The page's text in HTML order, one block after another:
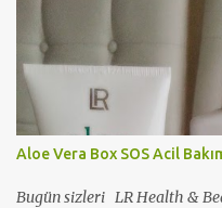
çoğu. Blog içerik takiplerini
olduğumuzda yapabiliyoruz
telefonları aracılığıyla
haberdar olup bilgi
paylaşım içeriklerine sosyal
ulaşmak dahada
HESAPLARI mızdanda takip
Aloe Vera Box SOS Acil
Bugün sizleri LR Health &